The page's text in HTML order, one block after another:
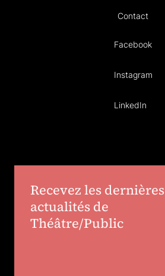
Contact
Facebook
Instagram
LinkedIn
Recevez les dernières
actualités de
Théâtre/Public